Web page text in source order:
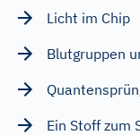
Licht im Chip
Blutgruppen
Ein Stoff zum